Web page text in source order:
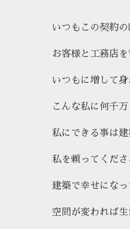
いつもこの契約の
お客様と工務店
いつもに増して身
こんな私に何千
私にできる事は建
私を頼ってくだ
建築で幸せになっ
空間が変われば